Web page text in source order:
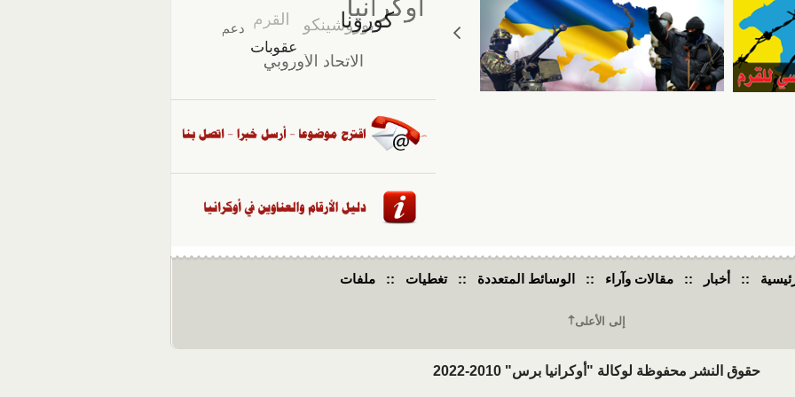
:: أخبار :: مقالات وآراء :: الوسائط المتعددة :: تغطيات :: ملفات
إلى الأعلى
حقوق النشر محفوظة لوكالة "أوكرانيا برس" 2010-2022